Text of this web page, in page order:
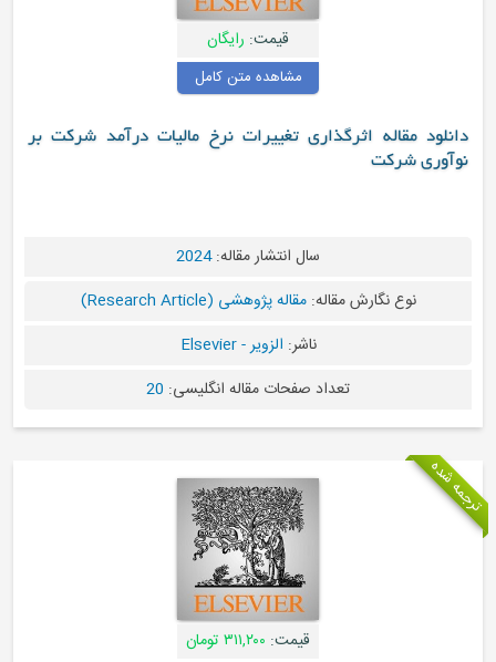
رایگان
مشاهده متن کامل
مقاله اثرگذاری تغییرات نرخ مالیات درآمد شرکت بر
شرکت
سال انتشار مقاله:2024
نوع نگارش مقاله:مقاله پژوهشی (Research Article)
الزویر - Elsevier
تعداد صفحات مقاله انگلیسی: 20
۳۱۱,۲۰۰ تومان